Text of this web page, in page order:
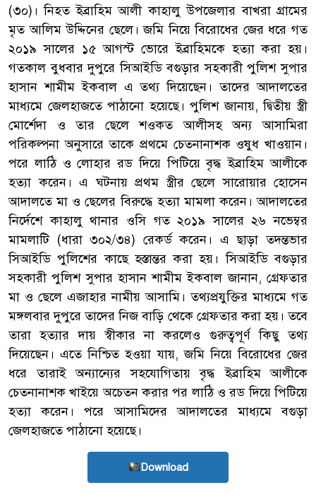
(৩০)। নিহত ইব্রাহিম আলী কাহালু উপজেলার বাখরা গ্রামের
মৃত আলিম উদ্দিনের ছেলে। জমি নিয়ে বিরোধের জের ধরে গত
২০১৯ সালের ১৫ আগস্ট ভোরে ইব্রাহিমকে হত্যা করা হয়।
গতকাল বুধবার দুপুরে সিআইডি বগুড়ার সহকারী পুলিশ সুপার
হাসান শামীম ইকবাল এ তথ্য দিয়েছেন। তাদের আদালতের
মাধ্যমে জেলহাজতে পাঠানো হয়েছে। পুলিশ জানায়, দ্বিতীয় স্ত্রী
মোর্শেদা ও তার ছেলে শওকত আলীসহ অন্য আসামিরা
পরিকল্পনা অনুসারে তাকে প্রথমে চেতনানাশক ওষুধ খাওয়ান।
পরে লাঠি ও লোহার রড দিয়ে পিটিয়ে বৃদ্ধ ইব্রাহিম আলীকে
হত্যা করেন। এ ঘটনায় প্রথম স্ত্রীর ছেলে সারোয়ার হোসেন
আদালতে মা ও ছেলের বিরুদ্ধে হত্যা মামলা করেন। আদালতের
নির্দেশে কাহালু থানার ওসি গত ২০১৯ সালের ২৬ নভেম্বর
মামলাটি (ধারা ৩০২/৩৪) রেকর্ড করেন। এ ছাড়া তদন্তভার
সিআইডি পুলিশের কাছে হস্তান্তর করা হয়। সিআইডি বগুড়ার
সহকারী পুলিশ সুপার হাসান শামীম ইকবাল জানান, গ্রেফতার
মা ও ছেলে এজাহার নামীয় আসামি। তথ্যপ্রযুক্তির মাধ্যমে গত
মঙ্গলবার দুপুরে তাদের নিজ বাড়ি থেকে গ্রেফতার করা হয়। তবে
তারা হত্যার দায় স্বীকার না করলেও গুরুত্বপূর্ণ কিছু তথ্য
দিয়েছেন। এতে নিশ্চিত হওয়া যায়, জমি নিয়ে বিরোধের জের
ধরে তারাই অন্যান্যের সহযোগিতায় বৃদ্ধ ইব্রাহিম আলীকে
চেতনানাশক খাইয়ে অচেতন করার পর লাঠি ও রড দিয়ে পিটিয়ে
হত্যা করেন। পরে আসামিদের আদালতের মাধ্যমে বগুড়া
জেলহাজতে পাঠানো হয়েছে।
Download